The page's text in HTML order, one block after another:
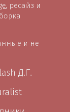
, ресайз и
и не
Д.Г.